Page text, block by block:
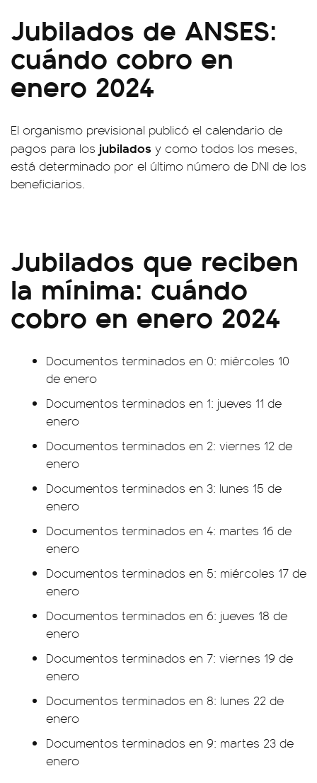
Jubilados de ANSES:
cuándo cobro en
enero 2024
El organismo previsional publicó el calendario de
pagos para los jubilados y como todos los meses,
está determinado por el último número de DNI de los
beneficiarios.
Jubilados que reciben
la mínima: cuándo
cobro en enero 2024
Documentos terminados en 0: miércoles 10
de enero
Documentos terminados en 1: jueves 11 de
enero
Documentos terminados en 2: viernes 12 de
enero
Documentos terminados en 3: lunes 15 de
enero
Documentos terminados en 4: martes 16 de
enero
Documentos terminados en 5: miércoles 17 de
enero
Documentos terminados en 6: jueves 18 de
enero
Documentos terminados en 7: viernes 19 de
enero
Documentos terminados en 8: lunes 22 de
enero
Documentos terminados en 9: martes 23 de
enero